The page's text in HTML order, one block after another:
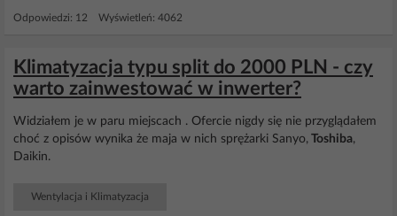
Odpowiedzi: 12 Wyświetleń: 4062
Klimatyzacja typu split do 2000 PLN - czy
warto zainwestować w inwerter?
Widziałem je w paru miejscach . Ofercie nigdy się nie przyglądałem
choć z opisów wynika że maja w nich sprężarki Sanyo, Toshiba,
Daikin.
Wentylacja i Klimatyzacja